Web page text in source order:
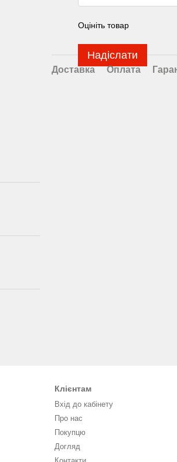
Оцініть товар
Надіслати
Доставка Оплата
Клієнтам
Вхід до кабінету
Про нас
Покупцю
Догляд